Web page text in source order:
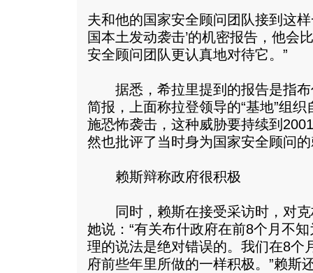
夫和他的国家安全顾问团队接到这
国本土发动袭击’的机密报告，他会
安全顾问团队更认真地对待它。”
据悉，希拉里提到的报告是指布
简报，上面称拉登领导的“基地”组
施恐怖袭击，这种威胁要持续到
然也批评了当时身为国家安全顾问
赖斯辩称政府很积极
同时，赖斯在接受采访时，对克
她说：“有关布什政府在前8个月不
理的说法是绝对错误的。我们在8个
府前些年里所做的一样积极。”赖斯